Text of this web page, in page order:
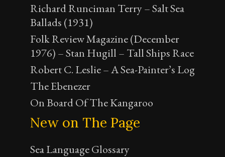
Richard Runciman Terry – Salt Sea
Ballads (1931)
Folk Review Magazine (December
1976) – Stan Hugill – Tall Ships Race
Robert C. Leslie – A Sea-Painter’s Log
The Ebenezer
On Board Of The Kangaroo
New on The Page
Sea Language Glossary